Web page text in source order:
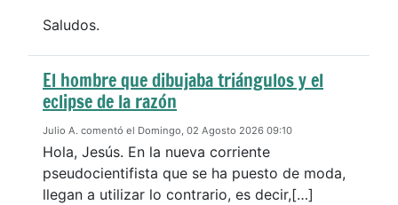
Saludos.
El hombre que dibujaba triángulos y el
eclipse de la razón
Julio A. comentó el Domingo, 02 Agosto 2026 09:10
Hola, Jesús. En la nueva corriente
pseudocientifista que se ha puesto de moda,
llegan a utilizar lo contrario, es decir,[…]